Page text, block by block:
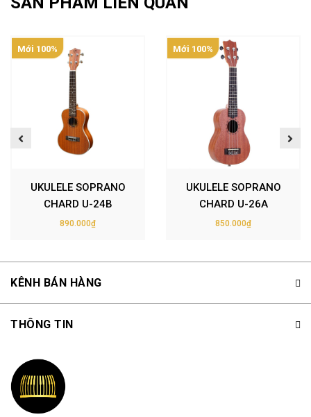
Mới 100%
UKULELE SOPRANO
CHARD U-24B
890.000₫
Mới 100%
UKULELE SOPRANO
CHARD U-26A
850.000₫
KÊNH BÁN HÀNG
THÔNG TIN